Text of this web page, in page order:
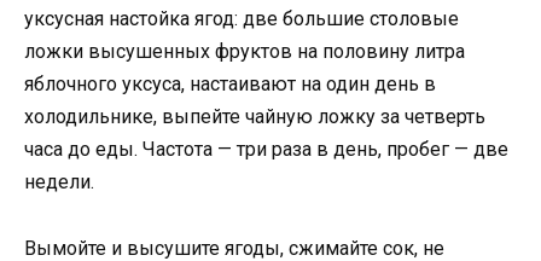
уксусная настойка ягод: две большие столовые
ложки высушенных фруктов на половину литра
яблочного уксуса, настаивают на один день в
холодильнике, выпейте чайную ложку за четверть
часа до еды. Частота — три раза в день, пробег — две
недели.
Вымойте и высушите ягоды, сжимайте сок, не